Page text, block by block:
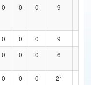
0 0 0 9
0 0 0 9
0 0 0 6
0 0 0 21